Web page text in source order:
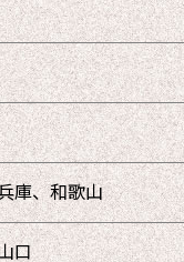
庫、和歌山
口